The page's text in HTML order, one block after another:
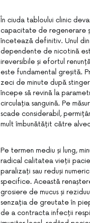
În ciuda tabloului clinic
capacitate de regenerare
încetează definitiv. Unul
dependente de nicotină
ireversibile și efortul
este fundamental greșită.
zeci de minute după
începe să revină la
circulația sanguină. Pe
scade considerabil,
mult îmbunătățit către
Pe termen mediu și lung,
radical calitatea vieții
paralizați sau reduși
specifice. Această
grosiere de mucus și
senzația de greutate în
de a contracta infecții